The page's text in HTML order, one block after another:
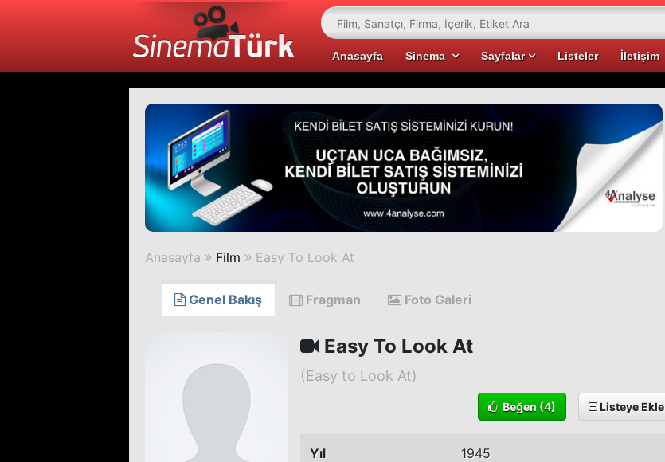
Anasayfa Sinema Sayfalar Listeler İletişim
Anasayfa Film Easy To Look At
Genel Bakış Fragman Foto Galeri
Easy To Look At
(Easy to Look At)
Beğen (4) Listeye Ekle
Yıl 1945